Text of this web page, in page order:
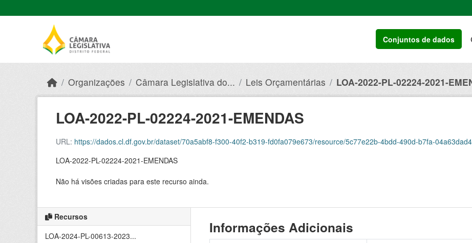
Conjuntos de dados
Organizações Câmara Legislativa do... Leis Orçamentárias LOA-2022-PL-02224-2021-
LOA-2022-PL-02224-2021-EMENDAS
URL: https://dados.cl.df.gov.br/dataset/70a5abf8-f300-40f2-b319-fd0fa079e673/resource/5c77e22b-4bdd-490d-b7fa-
LOA-2022-PL-02224-2021-EMENDAS
Não há visões criadas para este recurso ainda.
Recursos
LOA-2024-PL-00613-2023...
Informações Adicionais